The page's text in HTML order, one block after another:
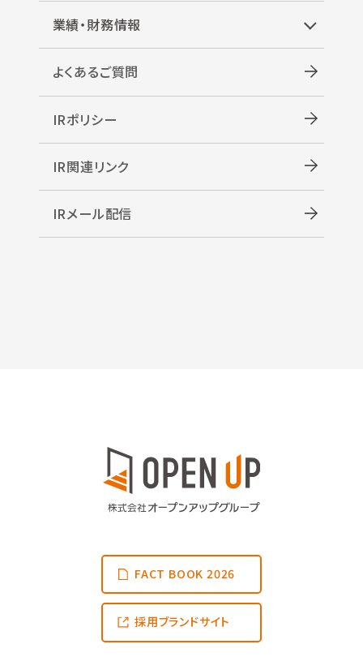
業績・財務情報
よくあるご質問
IRポリシー
IR関連リンク
IRメール配信
FACT BOOK 2026
採用ブランドサイト